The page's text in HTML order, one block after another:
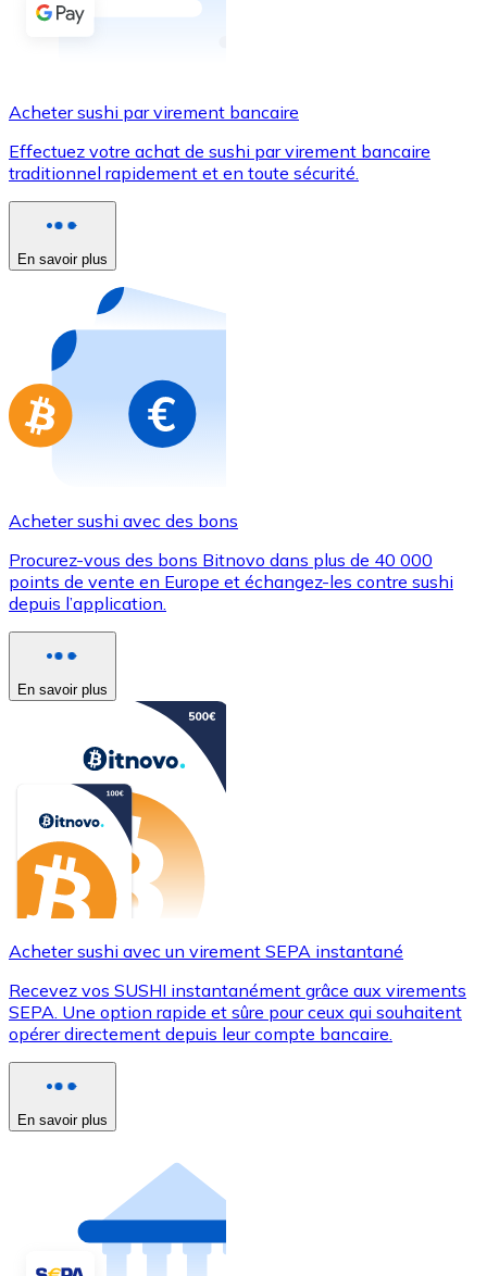
Virement SEPA
Utilisez les cartes Visa et Mastercard pour acheter
Acheter avec carte
Nouveau
Achetez des cartes-cadeaux de vos marques
Aller à la boutique de cartes-cadeaux
Acheter sushi par virement bancaire
Effectuez votre achat de sushi par virement bancaire
traditionnel rapidement et en toute sécurité.
En savoir plus
Acheter sushi avec des bons
Procurez-vous des bons Bitnovo dans plus de 40 000
points de vente en Europe et échangez-les contre sushi
depuis l’application.
En savoir plus
Acheter sushi avec un virement SEPA instantané
Recevez vos SUSHI instantanément grâce aux virements
SEPA. Une option rapide et sûre pour ceux qui souhaitent
opérer directement depuis leur compte bancaire.
En savoir plus